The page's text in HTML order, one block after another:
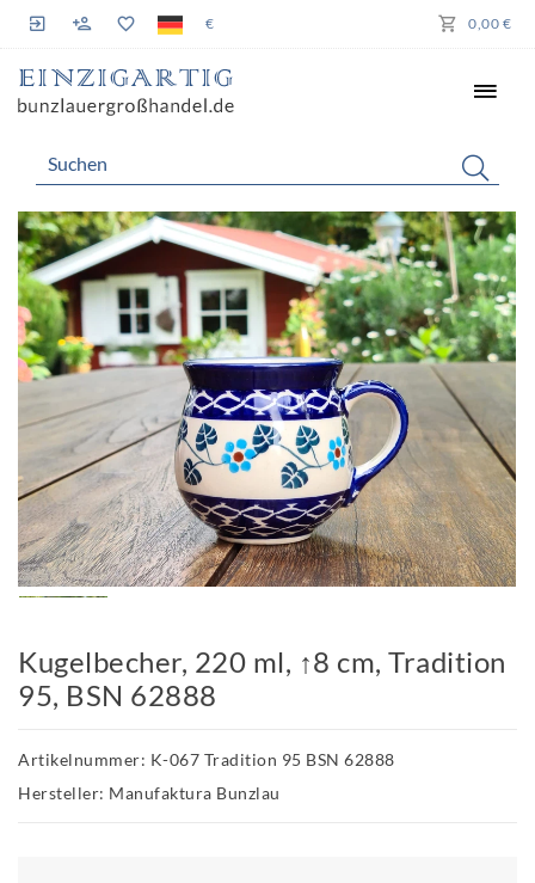
€ 0,00 €
Kugelbecher, 220 ml, ↑8 cm, Tradition
95, BSN 62888
Artikelnummer: K-067 Tradition 95 BSN 62888
Hersteller: Manufaktura Bunzlau